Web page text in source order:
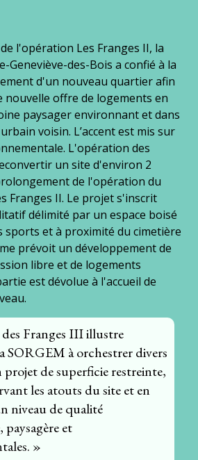
l'opération Les Franges II, la
Geneviève-des-Bois a confié à la
d'un nouveau quartier afin
nouvelle offre de logements en
paysager environnant et dans
voisin. L’accent est mis sur
L'opération des
un site d'environ 2
de l'opération du
Franges II. Le projet s'inscrit
délimité par un espace boisé
sports et à proximité du cimetière
prévoit un développement de
libre et de logements
est dévolue à l'accueil de
Franges III illustre
SORGEM à orchestrer divers
projet de superficie restreinte,
les atouts du site et en
niveau de qualité
et
»